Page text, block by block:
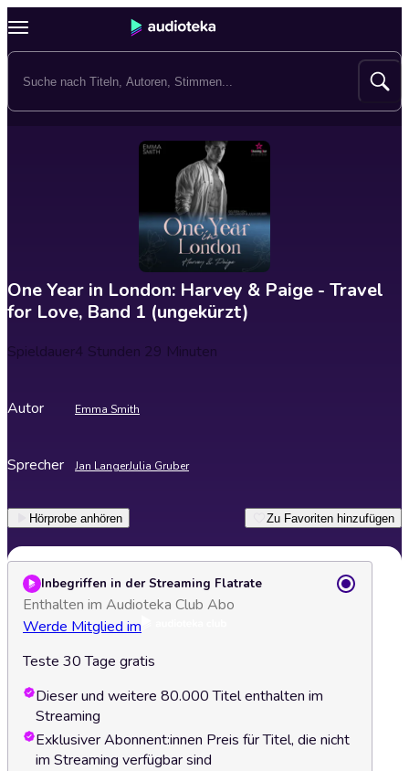
One Year in London: Harvey & Paige - Travel
for Love, Band 1 (ungekürzt)
Spieldauer4 Stunden 29 Minuten
Autor Emma Smith
Sprecher Jan LangerJulia Gruber
Hörprobe anhören Zu Favoriten hinzufügen
Inbegriffen in der Streaming Flatrate
Enthalten im Audioteka Club Abo
Werde Mitglied im
Teste 30 Tage gratis
Dieser und weitere 80.000 Titel enthalten im
Streaming
Exklusiver Abonnent:innen Preis für Titel, die nicht
im Streaming verfügbar sind